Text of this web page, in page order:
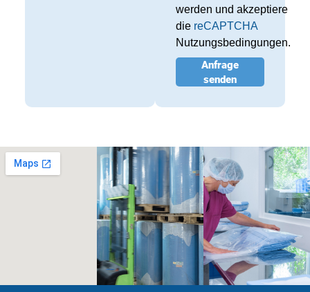
werden und akzeptiere
die reCAPTCHA
Nutzungsbedingungen.
Anfrage
senden